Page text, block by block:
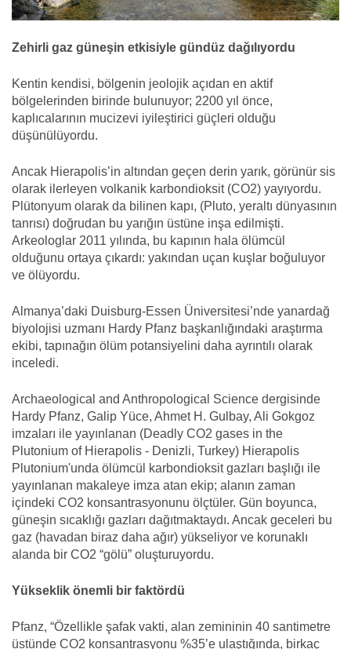
Zehirli gaz güneşin etkisiyle gündüz dağılıyordu
Kentin kendisi, bölgenin jeolojik açıdan en aktif
bölgelerinden birinde bulunuyor; 2200 yıl önce,
kaplıcalarının mucizevi iyileştirici güçleri olduğu
düşünülüyordu.
Ancak Hierapolis’in altından geçen derin yarık, görünür sis
olarak ilerleyen volkanik karbondioksit (CO2) yayıyordu.
Plütonyum olarak da bilinen kapı, (Pluto, yeraltı dünyasının
tanrısı) doğrudan bu yarığın üstüne inşa edilmişti.
Arkeologlar 2011 yılında, bu kapının hala ölümcül
olduğunu ortaya çıkardı: yakından uçan kuşlar boğuluyor
ve ölüyordu.
Almanya’daki Duisburg-Essen Üniversitesi’nde yanardağ
biyolojisi uzmanı Hardy Pfanz başkanlığındaki araştırma
ekibi, tapınağın ölüm potansiyelini daha ayrıntılı olarak
inceledi.
Archaeological and Anthropological Science dergisinde
Hardy Pfanz, Galip Yüce, Ahmet H. Gulbay, Ali Gokgoz
imzaları ile yayınlanan (Deadly CO2 gases in the
Plutonium of Hierapolis - Denizli, Turkey) Hierapolis
Plutonium'unda ölümcül karbondioksit gazları başlığı ile
yayınlanan makaleye imza atan ekip; alanın zaman
içindeki CO2 konsantrasyonunu ölçtüler. Gün boyunca,
güneşin sıcaklığı gazları dağıtmaktaydı. Ancak geceleri bu
gaz (havadan biraz daha ağır) yükseliyor ve korunaklı
alanda bir CO2 “gölü” oluşturuyordu.
Yükseklik önemli bir faktördü
Pfanz, “Özellikle şafak vakti, alan zemininin 40 santimetre
üstünde CO2 konsantrasyonu %35’e ulaştığında, birkaç